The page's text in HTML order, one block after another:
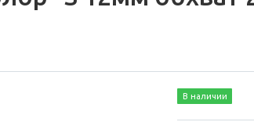
В наличии